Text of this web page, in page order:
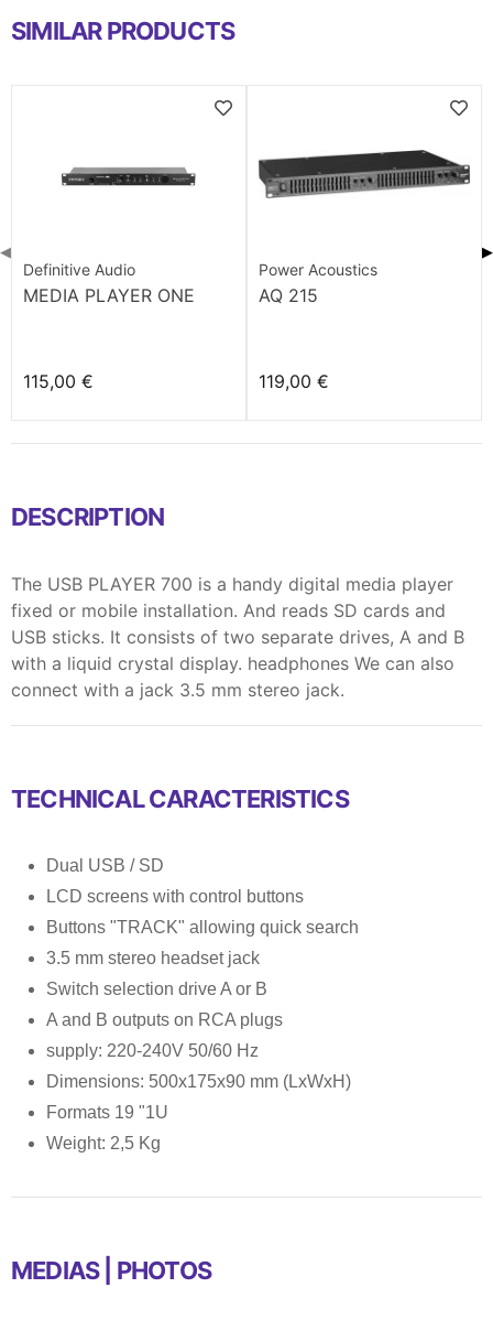
SIMILAR PRODUCTS
Definitive Audio
MEDIA PLAYER ONE
115,00 €
Power Acoustics
AQ 215
119,00 €
◀ ▶
DESCRIPTION
The USB PLAYER 700 is a handy digital media player
fixed or mobile installation. And reads SD cards and
USB sticks. It consists of two separate drives, A and B
with a liquid crystal display. headphones We can also
connect with a jack 3.5 mm stereo jack.
TECHNICAL CARACTERISTICS
Dual USB / SD
LCD screens with control buttons
Buttons "TRACK" allowing quick search
3.5 mm stereo headset jack
Switch selection drive A or B
A and B outputs on RCA plugs
supply: 220-240V 50/60 Hz
Dimensions: 500x175x90 mm (LxWxH)
Formats 19 "1U
Weight: 2,5 Kg
MEDIAS | PHOTOS